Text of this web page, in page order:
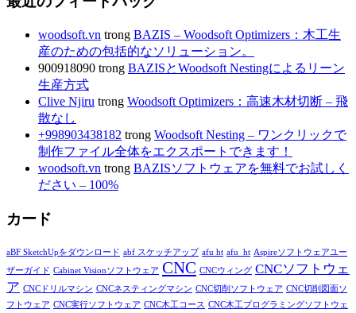
woodsoft.vn trong BAZIS – Woodsoft Optimizers：木工生
産のための包括的なソリューション。
900918090 trong BAZISとWoodsoft Nestingによるリーン
生産方式
Clive Njiru trong Woodsoft Optimizers：高速木材切断 – 飛
散なし
+998903438182 trong Woodsoft Nesting – ワンクリックで
制作ファイル全体をエクスポートできます！
woodsoft.vn trong BAZISソフトウェアを無料でお試しく
ださい – 100%
カード
aBF SketchUpをダウンロード abf スケッチアップ afu ht afu_ht Aspireソフトウェアユー
ザーガイド Cabinet Visionソフトウェア CNC CNCウィング CNCソフトウェ
ア CNCドリルマシン CNCネスティングマシン CNC切削ソフトウェア CNC切削図面ソ
フトウェア CNC実行ソフトウェア CNC木工コース CNC木工プログラミングソフトウェ